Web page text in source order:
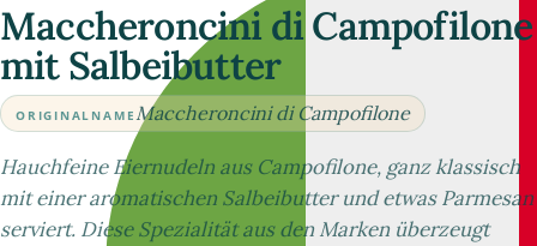
Maccheroncini di Campofilone
mit Salbeibutter
ORIGINALNAMEMaccheroncini di Campofilone
Hauchfeine Eiernudeln aus Campofilone, ganz klassisch
mit einer aromatischen Salbeibutter und etwas Parmesan
serviert. Diese Spezialität aus den Marken überzeugt